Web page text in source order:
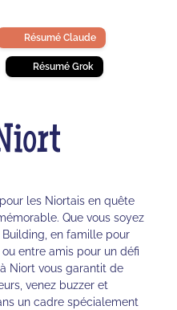
Résumé Claude
Résumé Grok
les Niortais en quête
Que vous soyez
en famille pour
entre amis pour un défi
Niort vous garantit de
venez buzzer et
un cadre spécialement